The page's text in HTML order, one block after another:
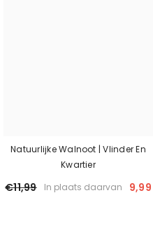
Natuurlijke Walnoot | Vlinder En
Kwartier
€11,99 In plaats daarvan 9,99